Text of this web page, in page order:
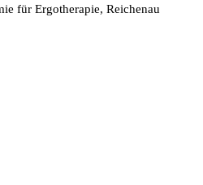
für Ergotherapie, Reichenau